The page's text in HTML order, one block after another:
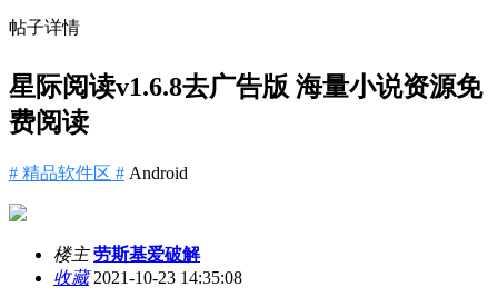
帖子详情
星际阅读v1.6.8去广告版 海量小说资源免
费阅读
# 精品软件区 # Android
楼主 劳斯基爱破解
收藏2021-10-23 14:35:08